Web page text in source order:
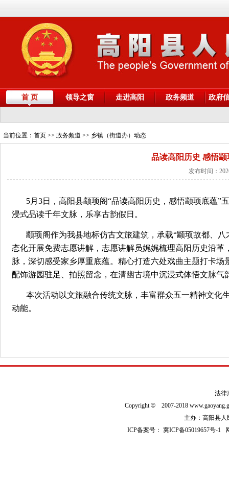
首 页 领导之窗 走进高阳 政务频道 政府
当前位置： 首页 >> 政务频道 >> 乡镇（街道办）动态
品读高阳历史 感悟
发布时间：
5月3日，高阳县颛顼阁“品读高阳历史，感悟颛顼底蕴
浸式品读千年文脉，乐享古韵假日。
颛顼阁作为我县地标仿古文旅建筑，承载“颛顼故都、
态化开展免费志愿讲解，志愿讲解员娓娓梳理高阳历史沿
脉，深切感受家乡厚重底蕴。精心打造六处戏曲主题打卡
配饰游园驻足、拍照留念，在清幽古境中沉浸式体悟文
本次活动以文旅融合传统文脉，丰富群众五一精神文化
动能。
法律
Copyright© 2007-2018
主办：高阳县人
ICP备案号：冀ICP备05019657号-1